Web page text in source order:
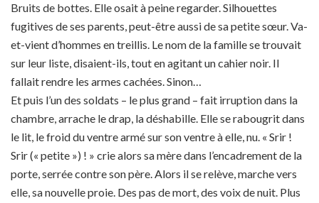
Bruits de bottes. Elle osait à peine regarder. Silhouettes
fugitives de ses parents, peut-être aussi de sa petite sœur. Va-
et-vient d’hommes en treillis. Le nom de la famille se trouvait
sur leur liste, disaient-ils, tout en agitant un cahier noir. Il
fallait rendre les armes cachées. Sinon…
Et puis l’un des soldats – le plus grand – fait irruption dans la
chambre, arrache le drap, la déshabille. Elle se rabougrit dans
le lit, le froid du ventre armé sur son ventre à elle, nu. « Srir !
Srir (« petite ») ! » crie alors sa mère dans l’encadrement de la
porte, serrée contre son père. Alors il se relève, marche vers
elle, sa nouvelle proie. Des pas de mort, des voix de nuit. Plus